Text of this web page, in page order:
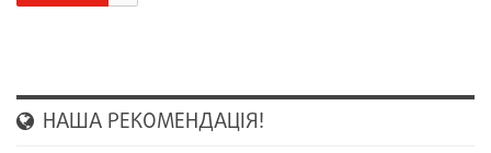
НАША РЕКОМЕНДАЦІЯ!